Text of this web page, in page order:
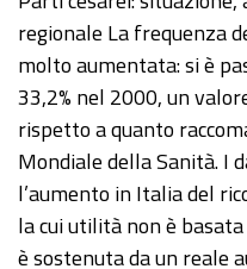
regionale La frequenza
molto aumentata: si è
33,2% nel 2000, un
rispetto a quanto
Mondiale della Sanità. I
l’aumento in Italia del
la cui utilità non è
è sostenuta da un reale